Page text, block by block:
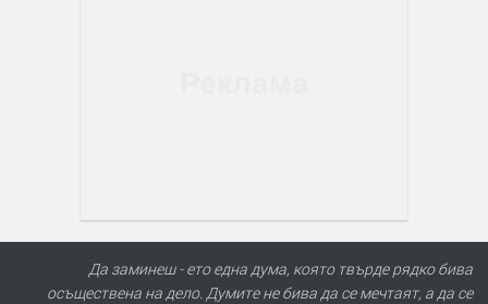
Да заминеш - ето една дума, която твърде рядко бива
осъществена на дело. Думите не бива да се мечтаят, а да се